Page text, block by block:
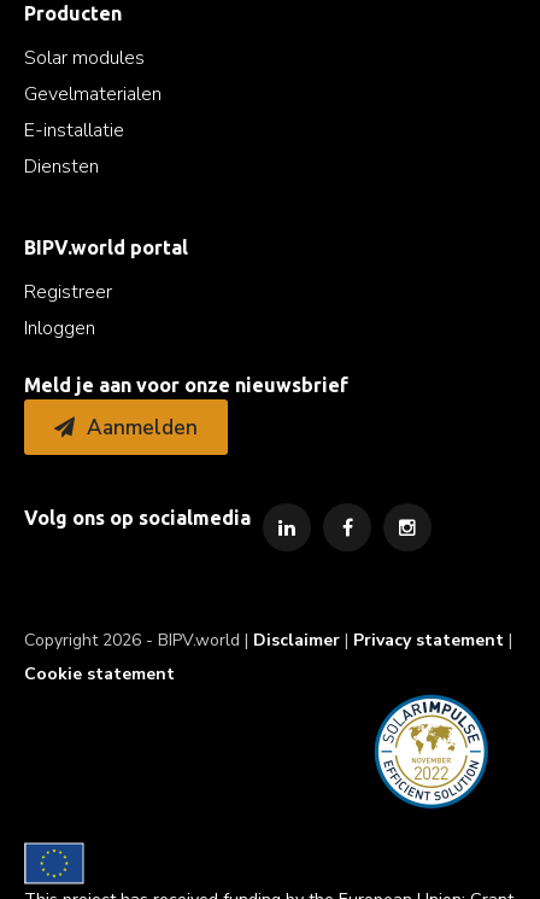
Producten
Solar modules
Gevelmaterialen
E-installatie
Diensten
BIPV.world portal
Registreer
Inloggen
Meld je aan voor onze nieuwsbrief
Aanmelden
Volg ons op socialmedia
Copyright 2026 - BIPV.world | Disclaimer | Privacy statement |
Cookie statement